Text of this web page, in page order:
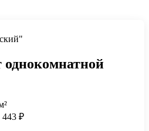
однокомнатной
443 ₽